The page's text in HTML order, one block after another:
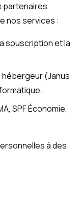
partenaires
nos services :
souscription et la
hébergeur (Janus
SPF Économie,
à des